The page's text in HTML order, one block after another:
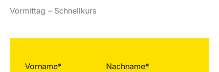
Vormittag – Schnellkurs
Vorname* Nachname*